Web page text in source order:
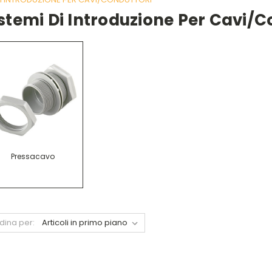
Di Introduzione Per Cavi/
Pressacavo
per: